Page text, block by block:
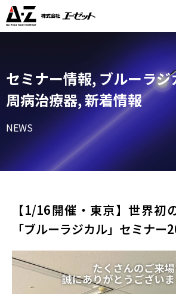
セミナー情報,ブルーラジ
周病治療器,新着情報
NEWS
【1/16開催・東京】世界初
「ブルーラジカル」セミナー